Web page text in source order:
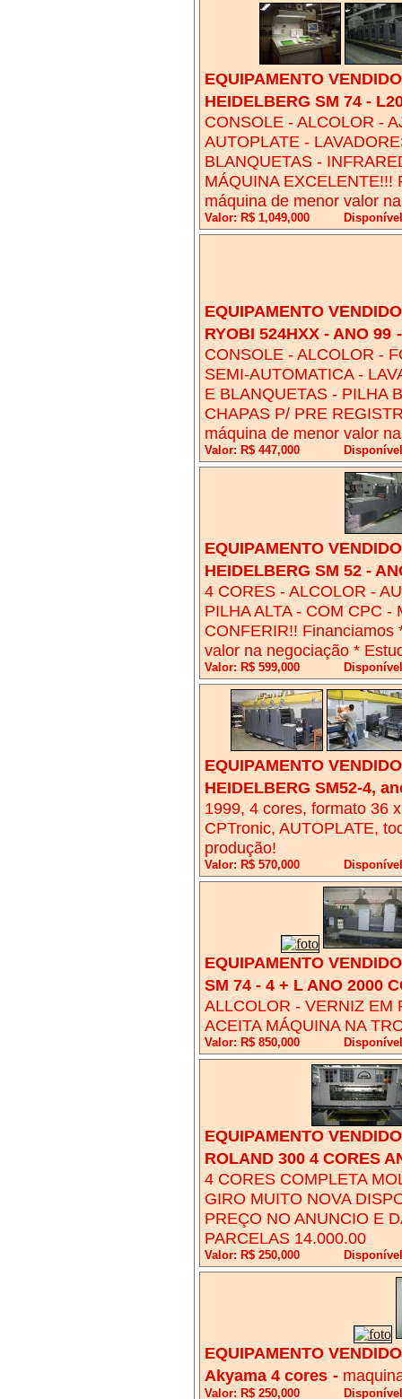
EQUIPAMENTO
HEIDELBERG SM 74 -
CONSOLE - ALCOLOR -
AUTOPLATE -
BLANQUETAS -
MÁQUINA EXCELENTE!!!
máquina de menor valor
Valor: R$ 1,049,000
EQUIPAMENTO
RYOBI 524HXX - ANO 99
CONSOLE - ALCOLOR -
SEMI-AUTOMATICA -
E BLANQUETAS - PILHA
CHAPAS P/ PRE
máquina de menor valor
Valor: R$ 447,000
EQUIPAMENTO
HEIDELBERG SM 52 -
4 CORES - ALCOLOR -
PILHA ALTA - COM CPC -
CONFERIR!! Financiamos
valor na negociação *
Valor: R$ 599,000
EQUIPAMENTO
HEIDELBERG SM52-4,
1999, 4 cores, formato 36
CPTronic, AUTOPLATE,
produção!
Valor: R$ 570,000
EQUIPAMENTO
SM 74 - 4 + L ANO 2000
ALLCOLOR - VERNIZ EM
ACEITA MÁQUINA NA
Valor: R$ 850,000
EQUIPAMENTO
ROLAND 300 4 CORES
4 CORES COMPLETA
GIRO MUITO NOVA
PREÇO NO ANUNCIO E
PARCELAS 14.000.00
Valor: R$ 250,000
EQUIPAMENTO
Akyama 4 cores -
Valor: R$ 250,000